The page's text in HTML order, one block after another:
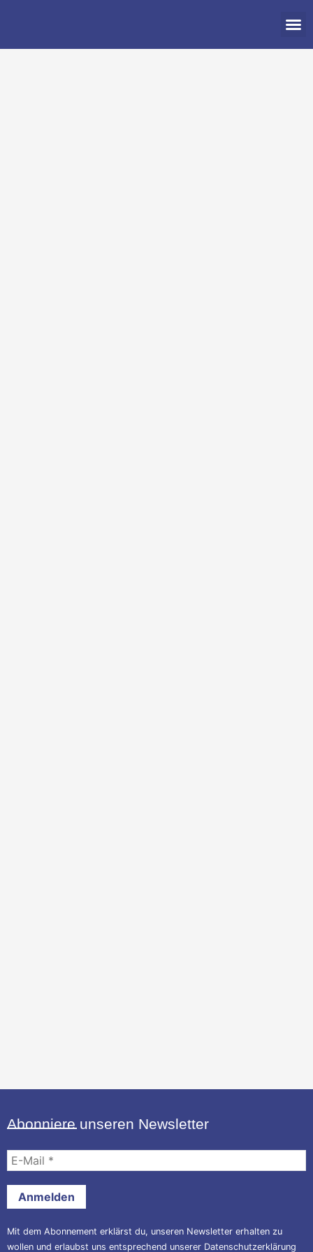
Abonniere unseren Newsletter
Mail
Mit dem Abonnement erklärst du, unseren Newsletter erhalten zu
wollen und erlaubst uns entsprechend unserer Datenschutzerklärung